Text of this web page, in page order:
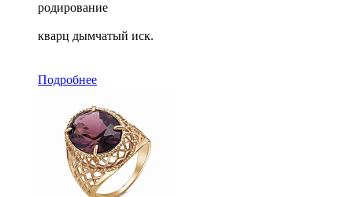
родирование
кварц дымчатый иск.
Подробнее